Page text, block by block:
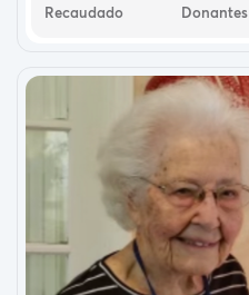
Recaudado
Donantes